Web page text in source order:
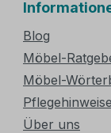
Blog
Möbel-
Möbel-
Über uns